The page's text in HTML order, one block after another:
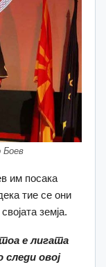
им посака
тие се они
земја.
е лигата
овој